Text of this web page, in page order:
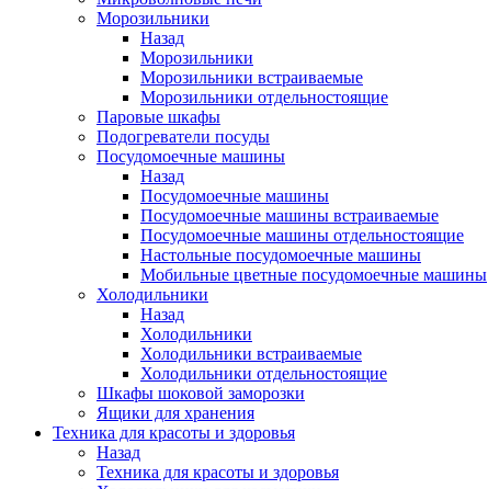
Морозильники
Назад
Морозильники
Морозильники встраиваемые
Морозильники отдельностоящие
Паровые шкафы
Подогреватели посуды
Посудомоечные машины
Назад
Посудомоечные машины
Посудомоечные машины встраиваемые
Посудомоечные машины отдельностоящие
Настольные посудомоечные машины
Мобильные цветные посудомоечные машины
Холодильники
Назад
Холодильники
Холодильники встраиваемые
Холодильники отдельностоящие
Шкафы шоковой заморозки
Ящики для хранения
Техника для красоты и здоровья
Назад
Техника для красоты и здоровья